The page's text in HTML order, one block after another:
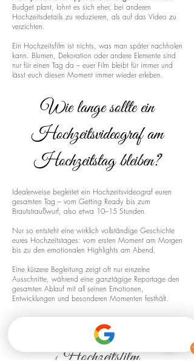
Budget plant, lohnt es sich eher, bei anderen
Hochzeitsdetails zu reduzieren, als auf das Video zu
verzichten.
Ein Hochzeitsfilm ist nichts, was man später nachholen
kann. Blumen, Dekoration oder andere Elemente sind
nur für einen Tag da – euer Film bleibt für immer und
lässt euch diesen Moment immer wieder erleben.
Wie lange sollte ein
Hochzeitsvideograf am
Hochzeitstag bleiben?
Idealerweise begleitet ein Hochzeitsvideograf euren
gesamten Tag – vom Getting Ready bis zum
Brautstraußwurf, also etwa 10–15 Stunden.
Nur so entsteht eine wirklich vollständige Geschichte
eures Hochzeitstages: vom ersten Moment am Morgen
bis zu den emotionalen Highlights am Abend.
Eine kürzere Begleitung zeigt oft nur einzelne
Ausschnitte, während eine ganztägige Reportage den
gesamten Ablauf mit all seinen Emotionen,
Entwicklungen und besonderen Momenten festhält.
Drohnenaufnahmen für euren